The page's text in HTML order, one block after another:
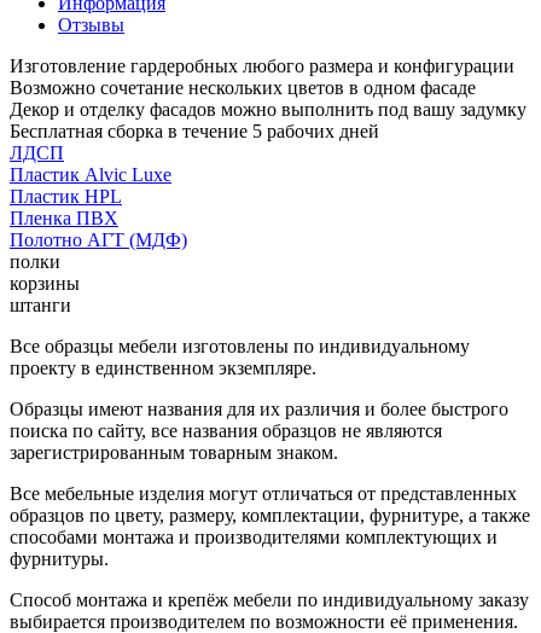
Отзывы
Изготовление гардеробных любого размера и конфигурации
Возможно сочетание нескольких цветов в одном фасаде
Декор и отделку фасадов можно выполнить под вашу задумку
Бесплатная сборка в течение 5 рабочих дней
ЛДСП
Пластик Alvic Luxe
Пластик HPL
Пленка ПВХ
Полотно АГТ (МДФ)
полки
корзины
штанги
Все образцы мебели изготовлены по индивидуальному
проекту в единственном экземпляре.
Образцы имеют названия для их различия и более быстрого
поиска по сайту, все названия образцов не являются
зарегистрированным товарным знаком.
Все мебельные изделия могут отличаться от представленных
образцов по цвету, размеру, комплектации, фурнитуре, а также
способами монтажа и производителями комплектующих и
фурнитуры.
Способ монтажа и крепёж мебели по индивидуальному заказу
выбирается производителем по возможности её применения.